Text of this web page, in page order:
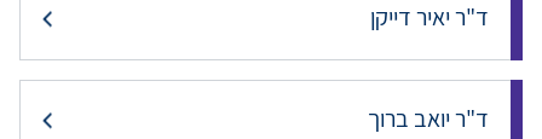
ד"ר יאיר דייקן
ד"ר יואב ברוך